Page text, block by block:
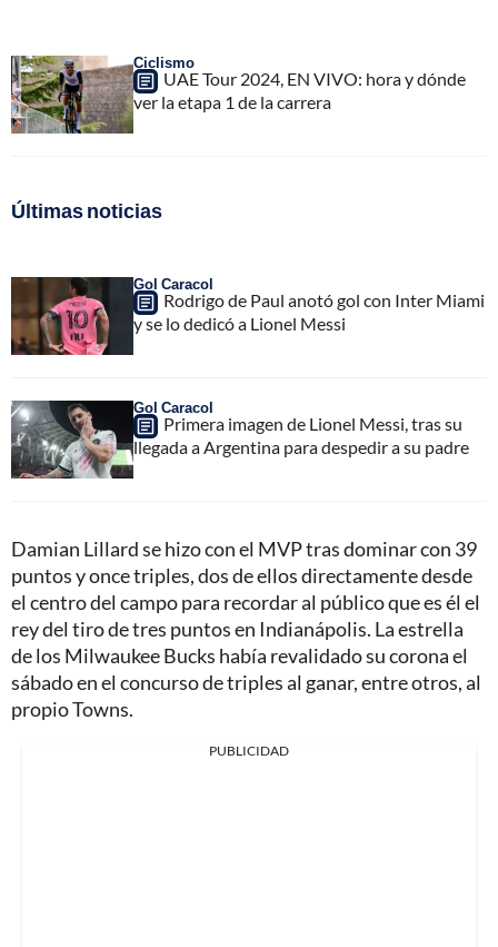
Ciclismo
UAE Tour 2024, EN VIVO: hora y dónde
ver la etapa 1 de la carrera
Últimas noticias
Gol Caracol
Rodrigo de Paul anotó gol con Inter Miami
y se lo dedicó a Lionel Messi
Gol Caracol
Primera imagen de Lionel Messi, tras su
llegada a Argentina para despedir a su padre
Damian Lillard se hizo con el MVP tras dominar con 39
puntos y once triples, dos de ellos directamente desde
el centro del campo para recordar al público que es él el
rey del tiro de tres puntos en Indianápolis. La estrella
de los Milwaukee Bucks había revalidado su corona el
sábado en el concurso de triples al ganar, entre otros, al
propio Towns.
PUBLICIDAD